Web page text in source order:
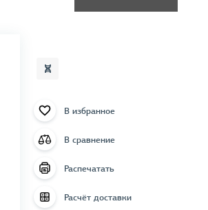
В избранное
В сравнение
Распечатать
Расчёт доставки